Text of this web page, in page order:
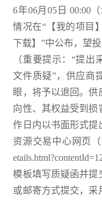
6年06月05日 00:00
情况在“【我的项
下载】”中公布，望
（重要提示：“提出
文件质疑”，供应商
眼，将予以退回。
向性、其权益受到损
作日内以书面形式提
资源交易中心网页（
模板填写质疑函并提
或邮寄方式提交，采